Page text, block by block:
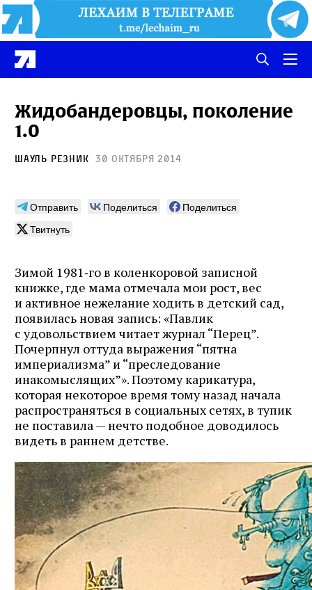
Жидобандеровцы, поколение
1.0
Шауль Резник 30 октября 2014
Отправить Поделиться
Поделиться
Твитнуть
Зимой 1981‑го в коленкоровой записной
книжке, где мама отмечала мои рост, вес
и активное нежелание ходить в детский сад,
появилась новая запись: «Павлик
с удовольствием читает журнал “Перец”.
Почерпнул оттуда выражения “пятна
империализма” и “преследование
инакомыслящих”». Поэтому карикатура,
которая некоторое время тому назад начала
распространяться в социальных сетях, в тупик
не поставила — нечто подобное доводилось
видеть в раннем детстве.